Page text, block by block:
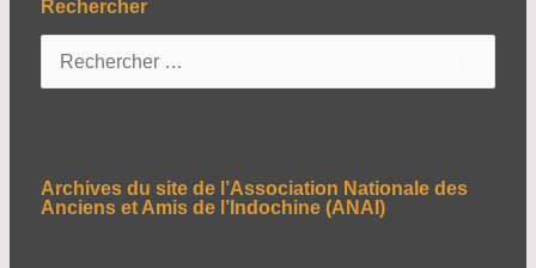
Rechercher
rArchives du site de l’Association Nationale des
Anciens et Amis de l’Indochine (ANAI)